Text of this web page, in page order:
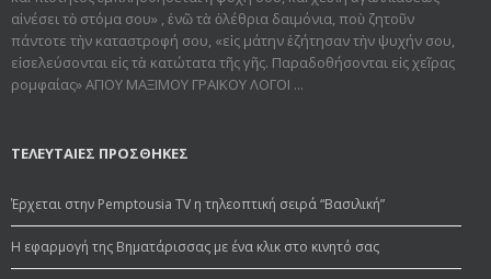
αἰνέσει τὸ στόμα σου» , ἐνῶ τὰ ὀλέθρια δαιμόνια, ποὺ ζητοῦν
πάντοτε τὴν καταστροφή σου, «εἰς μάτην ἐζήτησαν τὴν ψυχήν σου,
εἰσελεύσονται εἰς τὰ κατώτατα τῆς γῆς. Παραδοθήσον­ται εἰς χεῖρας
ρομφαίας» ΑΓΙΟΥ ΜΑΞΙΜΟΥ ΓΡΑΙΚΟΥ ΛΟΓΟΙ ...
ΤΕΛΕΥΤΑΙΕΣ ΠΡΟΣΘΗΚΕΣ
Έρχεται στην Pemptousia TV η τηλεοπτική σειρά “Βασιλική”
Η εφαρμογή της Βηματάρισσας με ένα κλικ στο κινητό σας